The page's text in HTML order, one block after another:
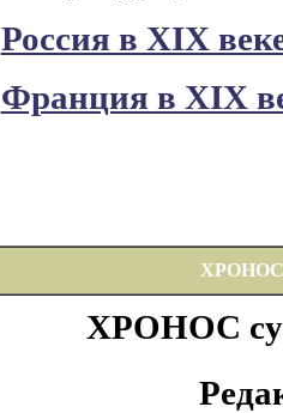
Россия в XIX
Франция в XIX
ХРОНОС